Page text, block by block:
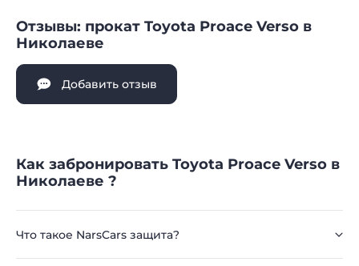
Отзывы: прокат Toyota Proace Verso в
Николаеве
Добавить отзыв
Как забронировать Toyota Proace Verso в
Николаеве ?
Что такое NarsCars защита?